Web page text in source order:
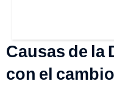
Causas de la
con el